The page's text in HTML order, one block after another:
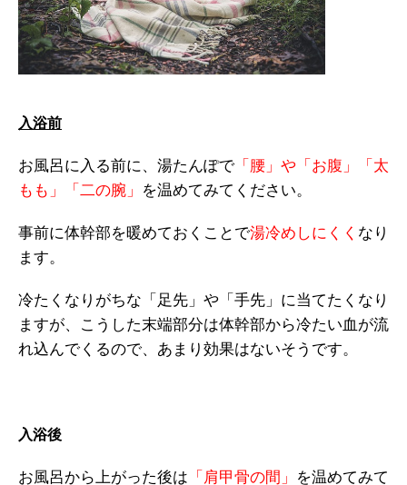
入浴前
お風呂に入る前に、湯たんぽで「腰」や「お腹」「太
もも」「二の腕」
を温めてみてください。
事前に体幹部を暖めておくことで湯冷めしにくく なり
ます。
冷たくなりがちな「足先」や「手先」に当てたくなり
ますが、こうした末端部分は体幹部から冷たい血が流
れ込んでくるので、あまり効果はないそうです。
入浴後
お風呂から上がった後は 「肩甲骨の間」
を温めてみて